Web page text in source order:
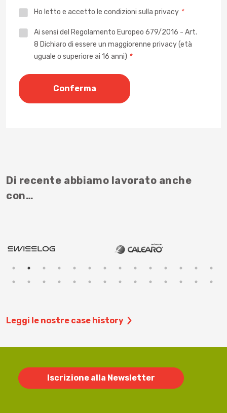
Ho letto e accetto le condizioni sulla privacy *
PrivacyAi sensi del Regolamento Europeo 679/2016 - Art.
8 Dichiaro di essere un maggiorenne privacy (età
uguale o superiore ai 16 anni) *
Di recente abbiamo lavorato anche
con…
Leggi le nostre case history
Iscrizione alla Newsletter